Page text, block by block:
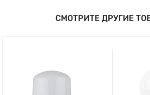
СМОТРИТЕ ДРУГИЕ